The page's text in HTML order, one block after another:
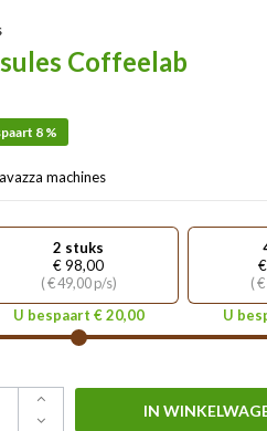
Coffeelab
8 %
machines
2 stuks
€ 98,00
( € 49,00 p/s)
U bespaart € 20,00
(
U
IN